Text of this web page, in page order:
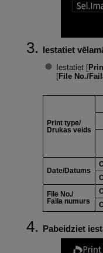
Iestatiet
Iestatiet [
[File No./
Print type/
Drukas veids
Date/Datums
File No./
Faila numurs
Pabeidziet